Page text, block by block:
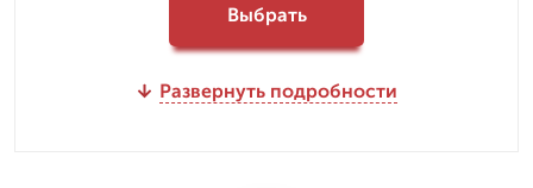
Выбрать
Развернуть подробности